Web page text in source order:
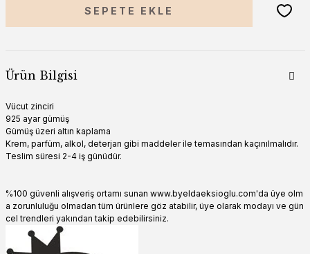
SEPETE EKLE
Ürün Bilgisi
Vücut zinciri
925 ayar gümüş
Gümüş üzeri altın kaplama
Krem, parfüm, alkol, deterjan gibi maddeler ile temasından kaçınılmalıdır.
Teslim süresi 2-4 iş günüdür.
%100 güvenli alışveriş ortamı sunan www.byeldaeksioglu.com'da üye olm
a zorunluluğu olmadan tüm ürünlere göz atabilir, üye olarak modayı ve gün
cel trendleri yakından takip edebilirsiniz.